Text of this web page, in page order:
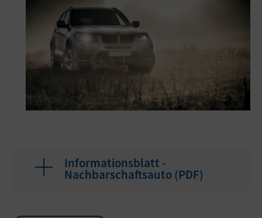
Informationsblatt -
Nachbarschaftsauto (PDF)